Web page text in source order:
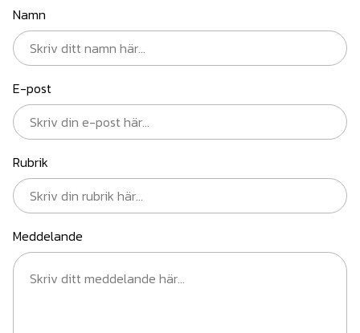
Namn
E-post
Rubrik
Meddelande